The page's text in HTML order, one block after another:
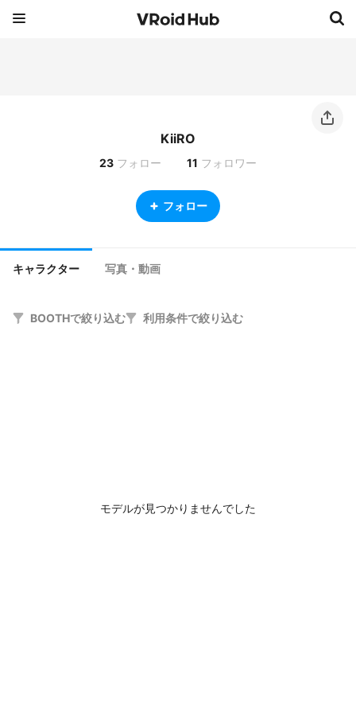
KiiRO
23 フォロー 11 フォロワー
フォロー
キャラクター 写真・動画
BOOTHで絞り込む 利用条件で絞り込む
モデルが見つかりませんでした